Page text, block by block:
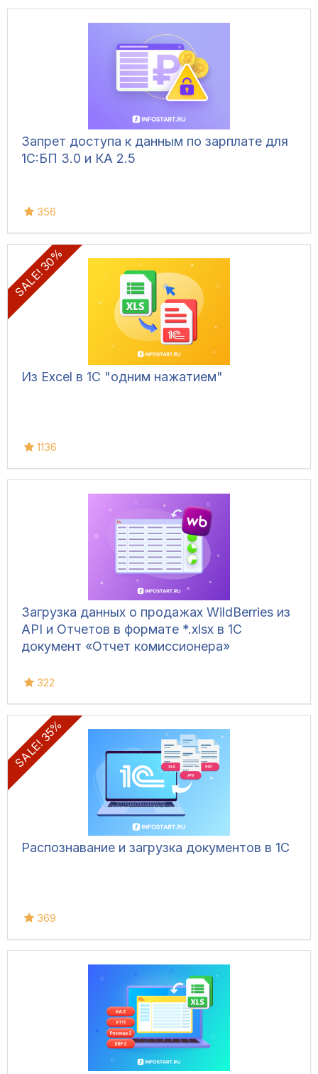
Запрет доступа к данным по зарплате для
1C:БП 3.0 и КА 2.5
356
SALE! 30%
Из Excel в 1С "одним нажатием"
1136
Загрузка данных о продажах WildBerries из
API и Отчетов в формате *.xlsx в 1С
документ «Отчет комиссионера»
322
SALE! 35%
Распознавание и загрузка документов в 1С
369